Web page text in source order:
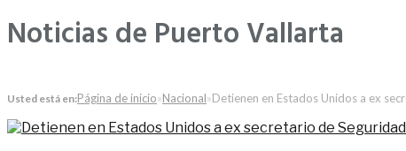
Noticias de Puerto Vallarta
Usted está en:Página de inicio»Nacional»Detienen en Estados Unidos a ex